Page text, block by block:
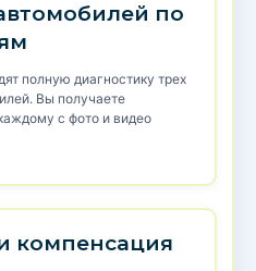
по
полную диагностику трех
Вы получаете
с фото и видео
компенсация